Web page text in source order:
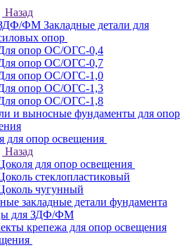
Назад
ФМ Закладные детали для
опор
опор ОС/ОГС-0,4
опор ОС/ОГС-0,7
опор ОС/ОГС-1,0
опор ОС/ОГС-1,3
опор ОС/ОГС-1,8
и выносные фундаменты для опор
для опор освещения
Назад
для опор освещения
стеклопластиковый
чугунный
закладные детали фундамента
для ЗДФ/ФМ
крепежа для опор освещения